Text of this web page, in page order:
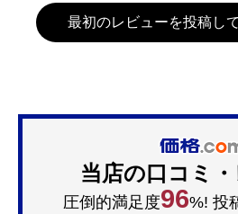
最初のレビューを投稿し
当店の口コミ
圧倒的満足度96%! 投